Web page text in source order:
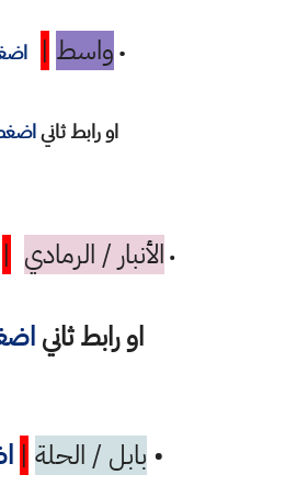
• واسط |
او رابط ثاني
• الأنبار / الرمادي |
او رابط ثاني
• بابل / الحلة |